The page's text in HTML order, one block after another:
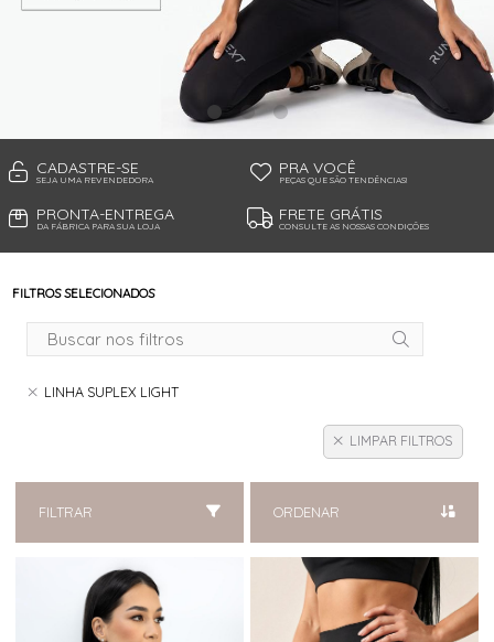
TANGA MICROFIBRA E RENDA
TANGAO MICRO E RENDA
TANGAO MICROFIBRA
CADASTRE-SE
SEJA UMA REVENDEDORA
PRA VOCÊ
PEÇAS QUE SÃO TENDÊNCIAS!
PRONTA-ENTREGA
DA FÁBRICA PARA SUA LOJA
FRETE GRÁTIS
CONSULTE AS NOSSAS CONDIÇÕES
FILTROS SELECIONADOS
LINHA SUPLEX LIGHT
LIMPAR FILTROS
FILTRAR ORDENAR